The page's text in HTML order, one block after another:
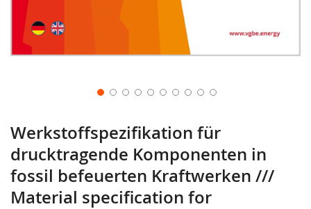
Werkstoffspezifikation für
drucktragende Komponenten in
fossil befeuerten Kraftwerken ///
Material specification for